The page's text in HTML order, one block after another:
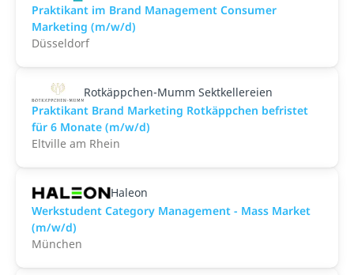
Praktikant im Brand Management Consumer
Marketing (m/w/d)
Düsseldorf
Rotkäppchen-Mumm Sektkellereien
Praktikant Brand Marketing Rotkäppchen befristet
für 6 Monate (m/w/d)
Eltville am Rhein
Haleon
Werkstudent Category Management - Mass Market
(m/w/d)
München